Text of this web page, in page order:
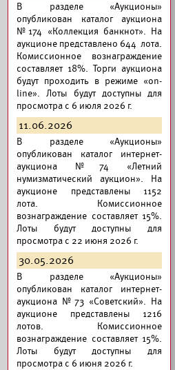
В разделе «Аукционы»
опубликован каталог аукциона
№174 «Коллекция банкнот». На
аукционе представлено 644 лота.
Комиссионное вознаграждение
составляет 18%. Торги аукциона
будут проходить в режиме «on-
line». Лоты будут доступны для
просмотра с 6 июля 2026 г.
11.06.2026
В разделе «Аукционы»
опубликован каталог интернет-
аукциона №74 «Летний
нумизматический аукцион». На
аукционе представлены 1152
лота. Комиссионное
вознаграждение составляет 15%.
Лоты будут доступны для
просмотра с 22 июня 2026 г.
30.05.2026
В разделе «Аукционы»
опубликован каталог интернет-
аукциона №73 «Советский». На
аукционе представлены 1216
лотов. Комиссионное
вознаграждение составляет 15%.
Лоты будут доступны для
просмотра с 6 июня 2026 г.